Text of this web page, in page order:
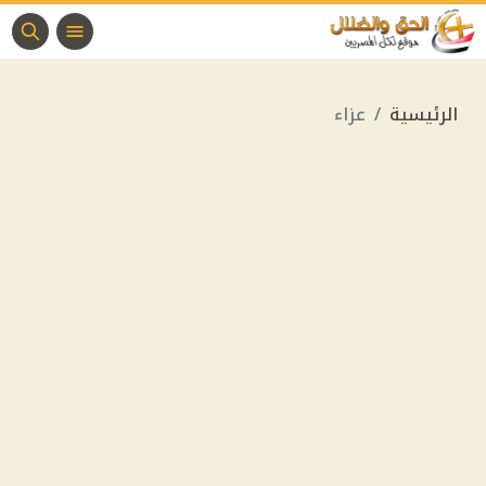
الرئيسية عزاء